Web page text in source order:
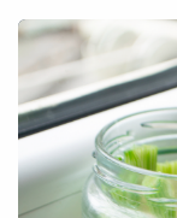
起醃漬，都可以
唇形科羅勒的種